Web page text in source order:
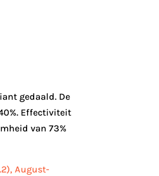
gedaald. De
Effectiviteit
van 73%
August-